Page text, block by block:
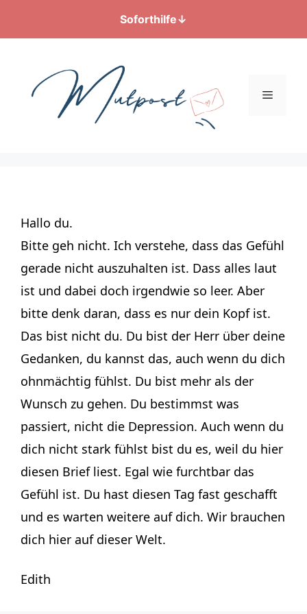
Soforthilfe↓
springen
Menü
Hallo du.
Bitte geh nicht. Ich verstehe, dass das Gefühl
gerade nicht auszuhalten ist. Dass alles laut
ist und dabei doch irgendwie so leer. Aber
bitte denk daran, dass es nur dein Kopf ist.
Das bist nicht du. Du bist der Herr über deine
Gedanken, du kannst das, auch wenn du dich
ohnmächtig fühlst. Du bist mehr als der
Wunsch zu gehen. Du bestimmst was
passiert, nicht die Depression. Auch wenn du
dich nicht stark fühlst bist du es, weil du hier
diesen Brief liest. Egal wie furchtbar das
Gefühl ist. Du hast diesen Tag fast geschafft
und es warten weitere auf dich. Wir brauchen
dich hier auf dieser Welt.
Edith